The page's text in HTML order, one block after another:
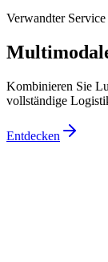
Verwandter Service
Kombinieren Sie
vollständige
Entdecken